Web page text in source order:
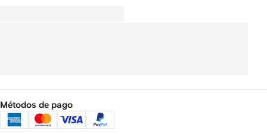
Métodos de pago